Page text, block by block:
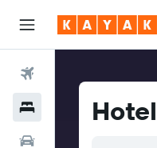
Hoteles